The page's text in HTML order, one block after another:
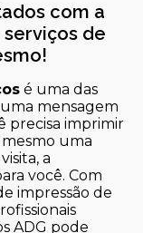
com a
serviços de
é uma das
mensagem
precisa imprimir
uma
a
você. Com
impressão de
ADG pode